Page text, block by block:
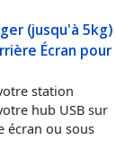
(jusqu'à 5kg)
Écran pour
station
hub USB sur
écran ou sous